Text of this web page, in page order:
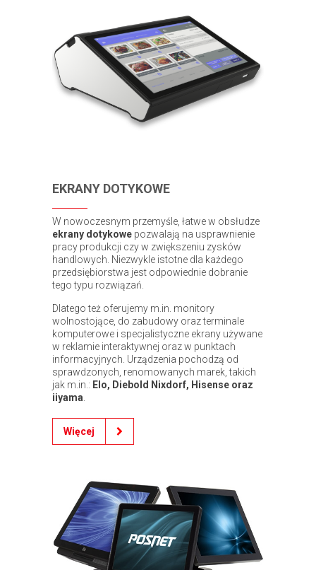
EKRANY DOTYKOWE
W nowoczesnym przemyśle, łatwe w obsłudze
ekrany dotykowe pozwalają na usprawnienie
pracy produkcji czy w zwiększeniu zysków
handlowych. Niezwykle istotne dla każdego
przedsiębiorstwa jest odpowiednie dobranie
tego typu rozwiązań.
Dlatego też oferujemy m.in. monitory
wolnostojące, do zabudowy oraz terminale
komputerowe i specjalistyczne ekrany używane
w reklamie interaktywnej oraz w punktach
informacyjnych. Urządzenia pochodzą od
sprawdzonych, renomowanych marek, takich
jak m.in.: Elo, Diebold Nixdorf, Hisense oraz
iiyama
Więcej